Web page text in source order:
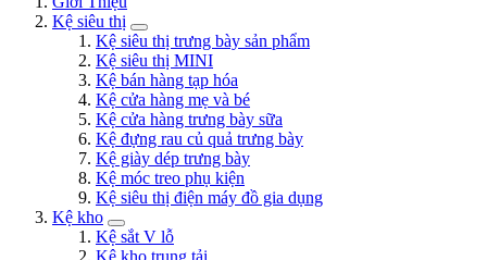
Kệ siêu thị
Kệ siêu thị trưng bày sản phẩm
Kệ siêu thị MINI
Kệ bán hàng tạp hóa
Kệ cửa hàng mẹ và bé
Kệ cửa hàng trưng bày sữa
Kệ đựng rau củ quả trưng bày
Kệ giày dép trưng bày
Kệ móc treo phụ kiện
Kệ siêu thị điện máy đồ gia dụng
Kệ kho
Kệ sắt V lỗ
Kệ kho trung tải